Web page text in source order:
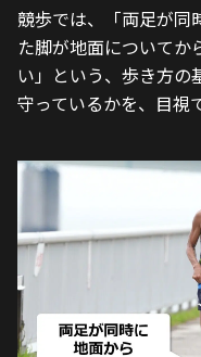
競歩では、「両足が同
た脚が地面についてか
い」という、歩き方の
守っているかを、目視